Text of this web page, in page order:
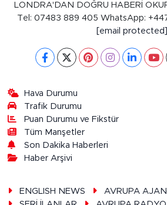
LONDRA'DAN DOĞRU HABERİ
Tel: 07483 889 405 WhatsApp:
[email protected]
Hava Durumu
Trafik Durumu
Puan Durumu ve Fikstür
Tüm Manşetler
Son Dakika Haberleri
Haber Arşivi
ENGLISH NEWS
AVRUPA